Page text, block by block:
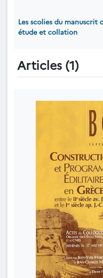
Les scolies du manuscrit
étude et collation
Articles (1)